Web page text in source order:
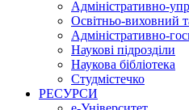
Адміністративно-
Освітньо-виховний
Адміністративно-
Наукові підрозділи
Наукова бібліотека
Студмістечко
РЕСУРСИ